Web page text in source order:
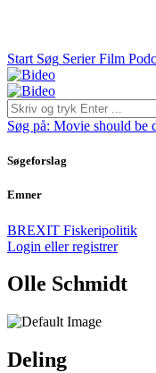
Start Søg Serier Film
Søg på: Movie should be
Søgeforslag
Emner
BREXIT Fiskeripolitik
Login eller registrer
Olle Schmidt
Deling